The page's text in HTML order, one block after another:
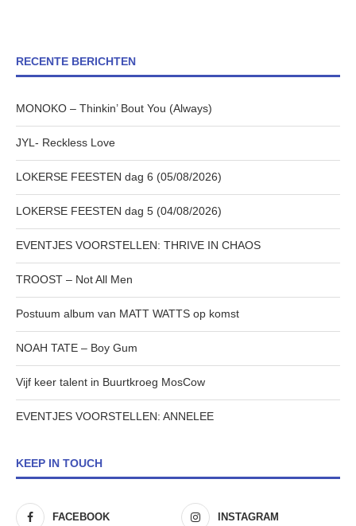
RECENTE BERICHTEN
MONOKO – Thinkin’ Bout You (Always)
JYL- Reckless Love
LOKERSE FEESTEN dag 6 (05/08/2026)
LOKERSE FEESTEN dag 5 (04/08/2026)
EVENTJES VOORSTELLEN: THRIVE IN CHAOS
TROOST – Not All Men
Postuum album van MATT WATTS op komst
NOAH TATE – Boy Gum
Vijf keer talent in Buurtkroeg MosCow
EVENTJES VOORSTELLEN: ANNELEE
KEEP IN TOUCH
FACEBOOK INSTAGRAM